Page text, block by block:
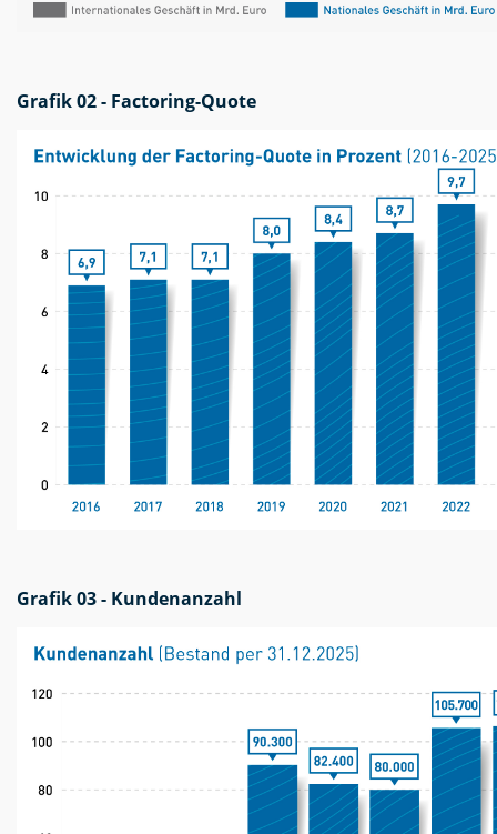
Grafik 02 - Factoring-Quote
Grafik 03 - Kundenanzahl